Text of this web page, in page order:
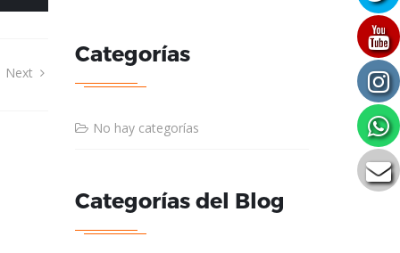
Next
Categorías
No hay categorías
Categorías del Blog